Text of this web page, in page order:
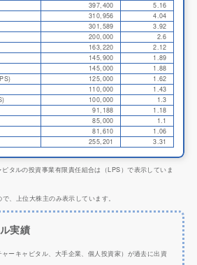
397,400
5.16
310,956
4.04
301,589
3.92
200,000
2.6
163,220
2.12
145,900
1.89
145,000
1.88
125,000
1.62
110,000
1.43
100,000
1.3
91,188
1.18
85,000
1.1
81,610
1.06
255,201 3.31
タルの投資事業有限責任組合は（LPS）で表示していま
、上位大株主のみ表示しています。
実績
ーキャピタル、大手企業、個人投資家）が過去に出資